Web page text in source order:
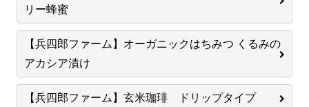
リー蜂蜜
【兵四郎ファーム】オーガニックはちみつ くるみの
アカシア漬け
【兵四郎ファーム】玄米珈琲 ドリップタイプ